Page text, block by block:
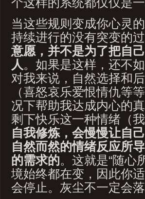
当这些规则变成你心灵
持续进行的没有突变的
意愿，并不是为了把自
人 。如果是这样，还不
对我来说，自然选择和
（喜怒哀乐爱恨情仇等
况下帮助我达成内心的
剩下快乐这一种情绪（
自我修炼，会慢慢让自
自然而然的情绪反应所
的需求的。这就是“随心
境始终都在变，因此你
会停止。灰尘不一定会